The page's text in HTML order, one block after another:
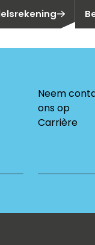
Neem
ons op
Carrière